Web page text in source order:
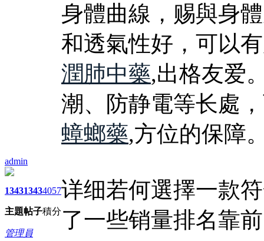
admin
1343
主題
1343
帖子
4057
積分
管理員
身體曲線，赐與身
和透氣性好，可以
潤肺中藥,出格友爱
潮、防静電等长處
蟑螂藥,方位的保障
详细若何選擇一款
了一些销量排名靠